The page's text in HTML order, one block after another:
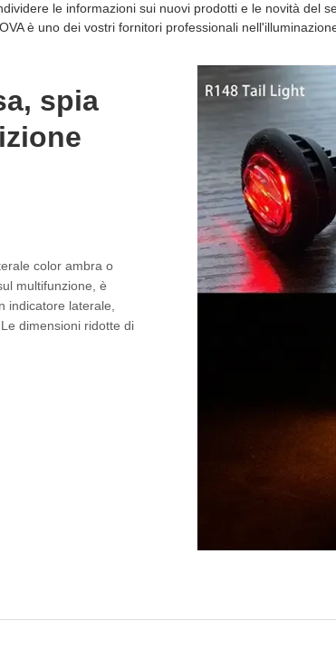
le informazioni sui nuovi prodotti e le novità del
è uno dei vostri fornitori professionali
spia
color ambra o
multifunzione, è
indicatore laterale,
dimensioni ridotte di